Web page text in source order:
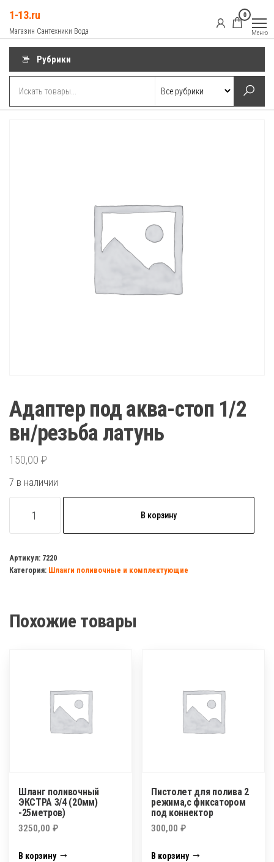
содержимому
1-13.ru
Магазин Сантехники Вода
0
Меню
Рубрики
Адаптер под аква-стоп 1/2
вн/резьба латунь
150,00 ₽
7 в наличии
товара
под
аква-
вн/
В корзину
Артикул: 7220
Категория: Шланги поливочные и комплектующие
Похожие товары
Шланг поливочный
ЭКСТРА 3/4 (20мм)
-25метров)
3250,00 ₽
В корзину
Пистолет для полива 2
режима,с фиксатором
под коннектор
300,00₽
В корзину